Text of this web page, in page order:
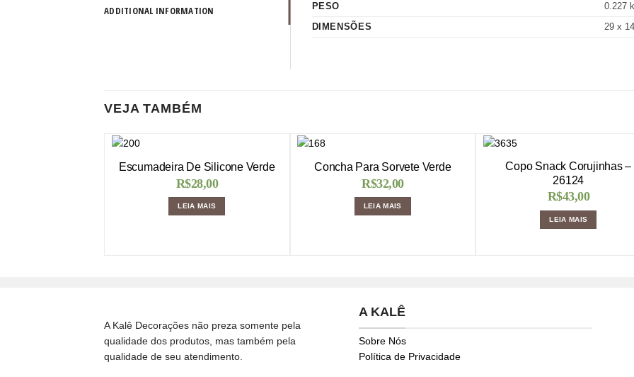
ADDITIONAL INFORMATION PESO
0.227
DIMENSÕES
29 x
VEJA TAMBÉM
Escumadeira De Silicone Verde
R$28,00
LEIA MAIS
Concha Para Sorvete Verde
R$32,00
LEIA MAIS
Copo Snack Corujinhas –
26124
R$43,00
LEIA MAIS
A Kalê Decorações não preza somente pela
qualidade dos produtos, mas também pela
qualidade de seu atendimento.
A KALÊ
Sobre Nós
Política de Privacidade